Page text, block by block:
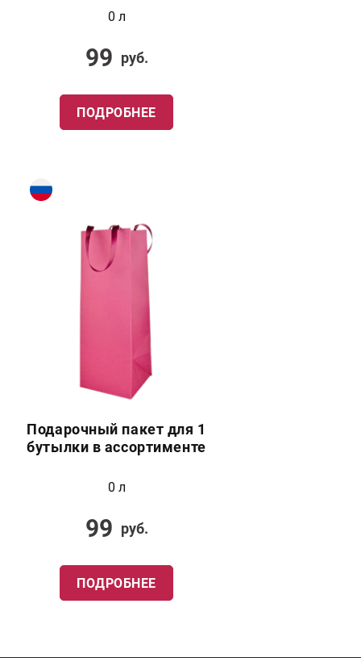
0 л
99 руб.
ПОДРОБНЕЕ
Подарочный пакет для 1
бутылки в ассортименте
0 л
99 руб.
ПОДРОБНЕЕ